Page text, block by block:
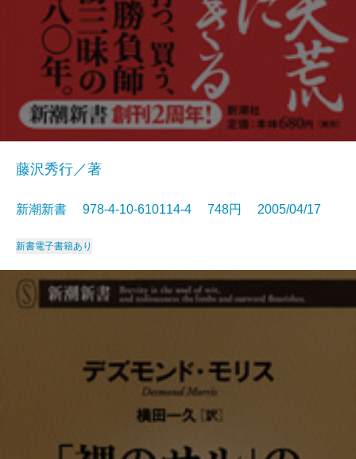
藤沢秀行／著
新潮新書 978-4-10-610114-4 748円 2005/04/17
新書電子書籍あり